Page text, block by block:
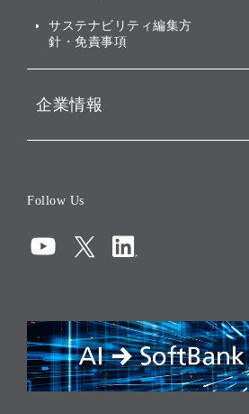
サステナビリティ編集方
針・免責事項
企業情報
コンプライアンス
リスクマネジメント
税務に対する取り組み
採用情報
Follow Us